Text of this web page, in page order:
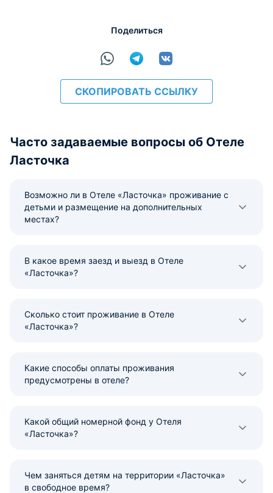
Поделиться
СКОПИРОВАТЬ ССЫЛКУ
Часто задаваемые вопросы об Отеле
Ласточка
Возможно ли в Отеле «Ласточка» проживание с
детьми и размещение на дополнительных
местах?
В какое время заезд и выезд в Отеле
«Ласточка»?
Сколько стоит проживание в Отеле
«Ласточка»?
Какие способы оплаты проживания
предусмотрены в отеле?
Какой общий номерной фонд у Отеля
«Ласточка»?
Чем заняться детям на территории «Ласточка»
в свободное время?